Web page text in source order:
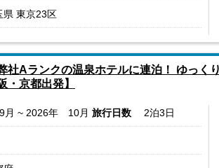
県 東京23区
社Aランクの温泉ホテルに連泊！ ゆっ
・京都出発】
~ 2026年 10月 旅行日数 2泊3日